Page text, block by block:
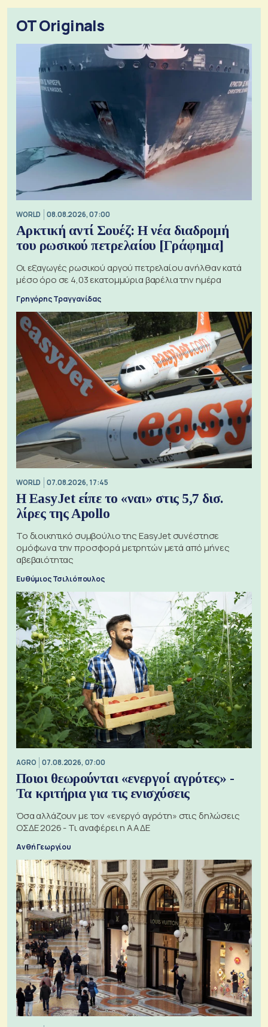
OT Originals
WORLD 08.08.2026, 07:00
Αρκτική αντί Σουέζ: Η νέα διαδρομή
του ρωσικού πετρελαίου [Γράφημα]
Οι εξαγωγές ρωσικού αργού πετρελαίου ανήλθαν κατά
μέσο όρο σε 4,03 εκατομμύρια βαρέλια την ημέρα
Γρηγόρης Τραγγανίδας
WORLD 07.08.2026, 17:45
Η EasyJet είπε το «ναι» στις 5,7 δισ.
λίρες της Apollo
Το διοικητικό συμβούλιο της EasyJet συνέστησε
ομόφωνα την προσφορά μετρητών μετά από μήνες
αβεβαιότητας
Ευθύμιος Τσιλιόπουλος
AGRO 07.08.2026, 07:00
Ποιοι θεωρούνται «ενεργοί αγρότες» -
Τα κριτήρια για τις ενισχύσεις
Όσα αλλάζουν με τον «ενεργό αγρότη» στις δηλώσεις
ΟΣΔΕ 2026 - Τι αναφέρει η ΑΑΔΕ
Ανθή Γεωργίου